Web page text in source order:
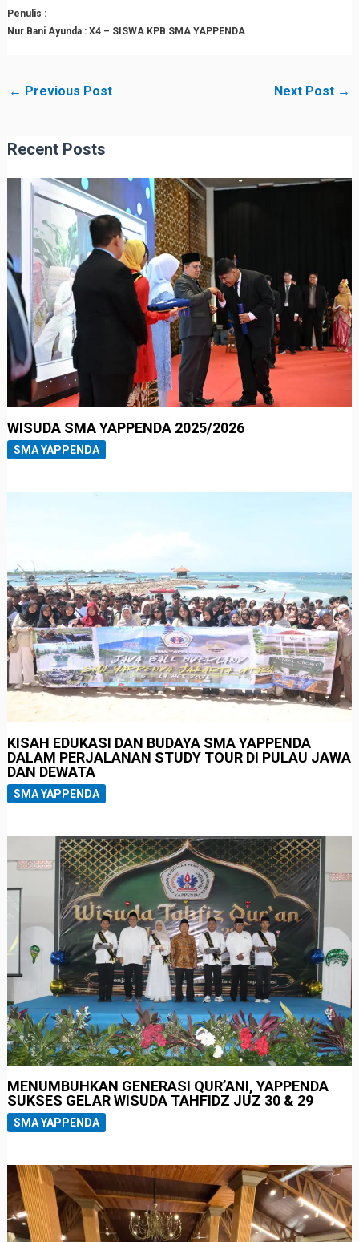
Penulis :
Nur Bani Ayunda : X4 – SISWA KPB SMA YAPPENDA
← Previous Post Next Post →
Recent Posts
WISUDA SMA YAPPENDA 2025/2026
SMA YAPPENDA
KISAH EDUKASI DAN BUDAYA SMA YAPPENDA
DALAM PERJALANAN STUDY TOUR DI PULAU JAWA
DAN DEWATA
SMA YAPPENDA
MENUMBUHKAN GENERASI QUR’ANI, YAPPENDA
SUKSES GELAR WISUDA TAHFIDZ JUZ 30 & 29
SMA YAPPENDA